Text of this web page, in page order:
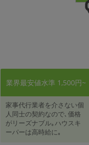
業界最安値水準 1,500円~
家事代行業者を介さない個
人同士の契約なので､価格
がリーズナブル｡ハウスキ
ーパーは高時給に｡